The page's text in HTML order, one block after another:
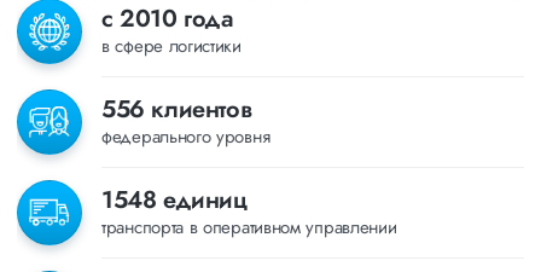
с 2010 года
в сфере логистики
556 клиентов
федерального уровня
1548 единиц
транспорта в оперативном управлении